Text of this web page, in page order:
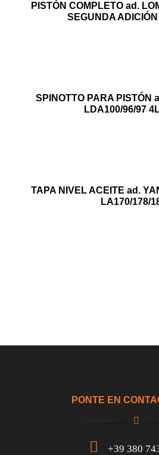
PISTÓN COMPLETO ad.
SEGUNDA
SPINOTTO PARA PISTÓN
LDA100/96/97
TAPA NIVEL ACEITE ad.
LA170/178/
PONTE EN
+39 380